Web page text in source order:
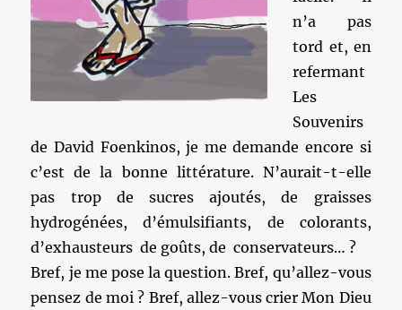
n’a pas
tord et, en
refermant
Les
Souvenirs
de David Foenkinos, je me demande encore si
c’est de la bonne littérature. N’aurait-t-elle
pas trop de sucres ajoutés, de graisses
hydrogénées, d’émulsifiants, de colorants,
d’exhausteurs de goûts, de conservateurs… ?
Bref, je me pose la question. Bref, qu’allez-vous
pensez de moi ? Bref, allez-vous crier Mon Dieu